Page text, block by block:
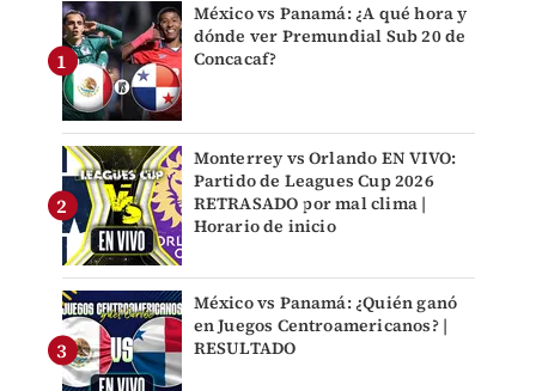
México vs Panamá: ¿A qué hora y
dónde ver Premundial Sub 20 de
Concacaf?
Monterrey vs Orlando EN VIVO:
Partido de Leagues Cup 2026
RETRASADO por mal clima |
Horario de inicio
México vs Panamá: ¿Quién ganó
en Juegos Centroamericanos? |
RESULTADO